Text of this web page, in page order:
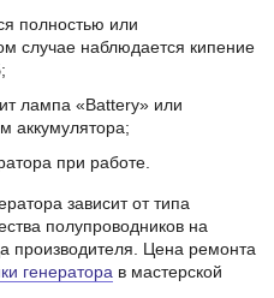
полностью или
случае наблюдается кипение
лампа «Battery» или
аккумулятора;
при работе.
зависит от типа
полупроводников на
производителя. Цена ремонта
генератора в мастерской